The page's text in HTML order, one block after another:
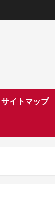
サイトマップ